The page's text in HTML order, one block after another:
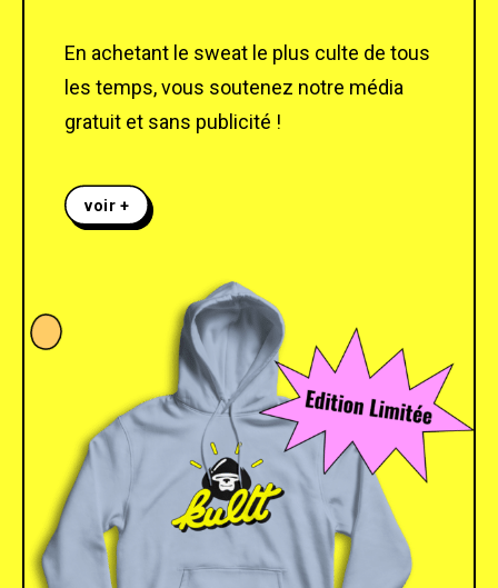
En achetant le sweat le plus culte de tous
les temps, vous soutenez notre média
gratuit et sans publicité !
voir +